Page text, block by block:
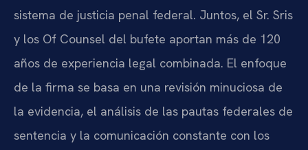
sistema de justicia penal federal. Juntos, el Sr. Sris
y los Of Counsel del bufete aportan más de 120
años de experiencia legal combinada. El enfoque
de la firma se basa en una revisión minuciosa de
la evidencia, el análisis de las pautas federales de
sentencia y la comunicación constante con los